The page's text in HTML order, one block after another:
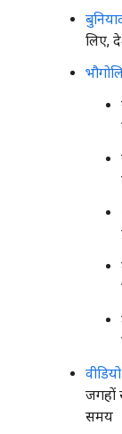
लिए,
जगहों
समय